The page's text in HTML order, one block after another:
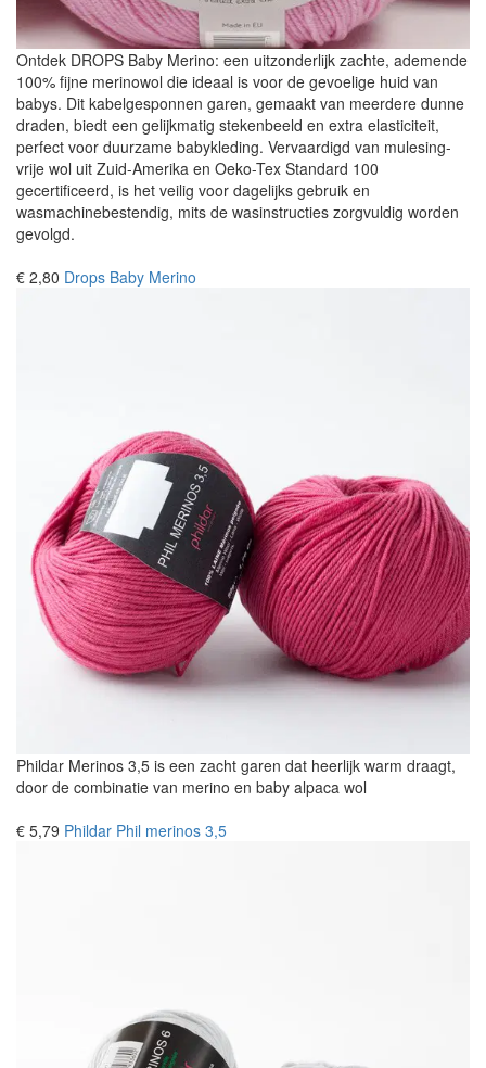
Ontdek DROPS Baby Merino: een uitzonderlijk zachte, ademende
100% fijne merinowol die ideaal is voor de gevoelige huid van
babys. Dit kabelgesponnen garen, gemaakt van meerdere dunne
draden, biedt een gelijkmatig stekenbeeld en extra elasticiteit,
perfect voor duurzame babykleding. Vervaardigd van mulesing-
vrije wol uit Zuid-Amerika en Oeko-Tex Standard 100
gecertificeerd, is het veilig voor dagelijks gebruik en
wasmachinebestendig, mits de wasinstructies zorgvuldig worden
gevolgd.
€ 2,80 Drops Baby Merino
Phildar Merinos 3,5 is een zacht garen dat heerlijk warm draagt,
door de combinatie van merino en baby alpaca wol
€ 5,79 Phildar Phil merinos 3,5